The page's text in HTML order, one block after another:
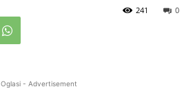
0
241
Oglasi - Advertisement